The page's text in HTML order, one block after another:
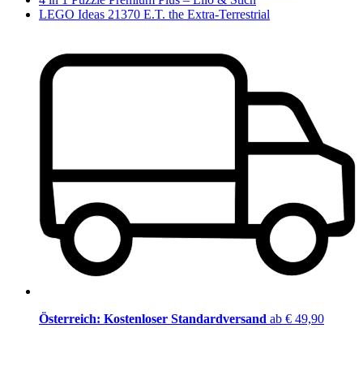
LEGO Ideas 21370 E.T. the Extra-Terrestrial
Österreich: Kostenloser Standardversand ab € 49,90